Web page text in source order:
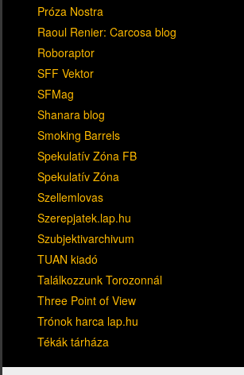
Próza Nostra
Raoul Renier: Carcosa blog
Roboraptor
SFF Vektor
SFMag
Shanara blog
Smoking Barrels
Spekulatív Zóna FB
Spekulatív Zóna
Szellemlovas
Szerepjatek.lap.hu
Szubjektivarchivum
TUAN kiadó
Találkozzunk Torozonnál
Three Point of View
Trónok harca lap.hu
Tékák tárháza